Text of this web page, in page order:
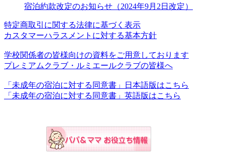
宿泊約款改定のお知らせ（2024年9月2日改定）
特定商取引に関する法律に基づく表示
カスタマーハラスメントに対する基本方針
学校関係者の皆様向けの資料をご用意しております
プレミアムクラブ・ルミエールクラブの皆様へ
「未成年の宿泊に対する同意書」日本語版はこちら
「未成年の宿泊に対する同意書」英語版はこちら